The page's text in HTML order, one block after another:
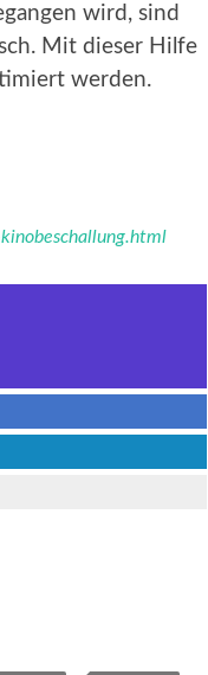
wird, sind
Mit dieser Hilfe
werden.